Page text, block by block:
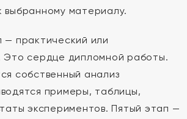
выбранному материалу.
— практический или
Это сердце дипломной работы.
собственный анализ
примеры, таблицы,
экспериментов. Пятый этап —